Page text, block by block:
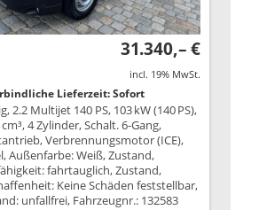
31.340,– €
incl. 19% MwSt.
Lieferzeit: Sofort
2.2 Multijet 140 PS, 103 kW (140 PS),
cm³, 4 Zylinder, Schalt. 6-Gang,
Verbrennungsmotor (ICE),
Außenfarbe: Weiß, Zustand,
fahrtauglich, Zustand,
Keine Schäden feststellbar,
unfallfrei, Fahrzeugnr.: 132583